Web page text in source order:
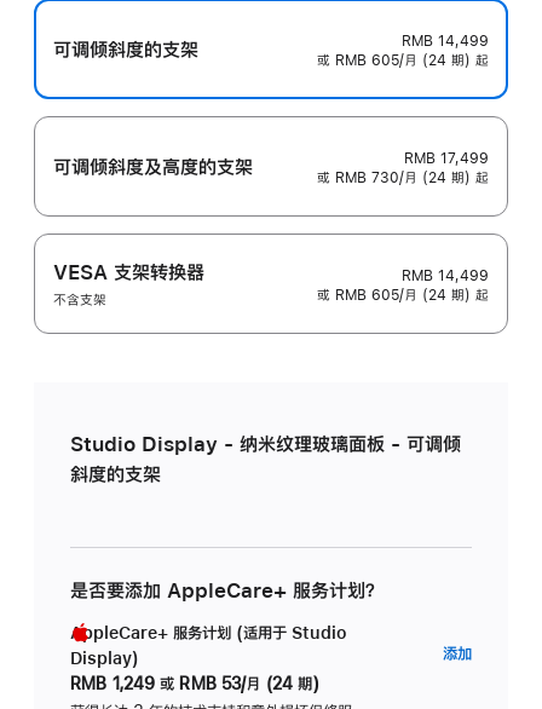
可调倾斜度的支架
RMB 14,499
或 RMB 605/月 (24 期) 起
可调倾斜度及高‍度的支‍架
RMB 17,499
或 RMB 730/月 (24 期) 起
VESA 支架转换器
不含支架
RMB 14,499
或 RMB 605/月 (24 期) 起
Studio Display - 纳米纹理玻璃面板 - 可调倾
斜度的支架
是否要添加 AppleCare+ 服务计划？
AppleCare+ 服务计划 (适用于 Studio
Display)
RMB 1,249 或 RMB 53/月 (24 期)
添加